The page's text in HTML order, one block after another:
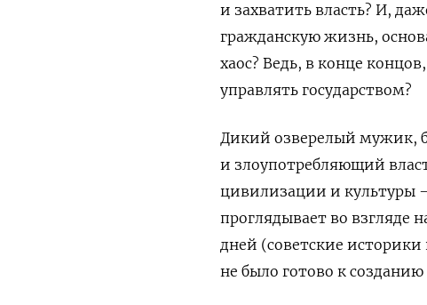
и захватить власть? И,
гражданскую жизнь,
хаос? Ведь, в конце
управлять государством?
Дикий озверелый мужик,
и злоупотребляющий
цивилизации и культуры
проглядывает во взгляде
дней (советские историки
не было готово к